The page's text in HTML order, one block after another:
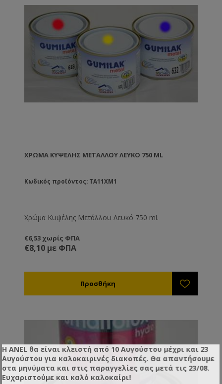
ΧΡΏΜΑ ΚΥΨΈΛΗΣ ΜΕΤΆΛΛΟΥ ΛΕΥΚΌ 750 ML
Κωδικός προϊόντος: TA11XM1
Χρώμα Κυψέλης Μετάλλου Λευκό 750 ml.
€6,53 χωρίς ΦΠΑ
€8,10 με ΦΠΑ
Η ANEL θα είναι κλειστή από 10 Αυγούστου μέχρι και 23
Αυγούστου για καλοκαιρινές διακοπές. Θα απαντήσουμε
στα μηνύματα και στις παραγγελίες σας μετά τις 23/08.
Ευχαριστούμε και καλό καλοκαίρι!